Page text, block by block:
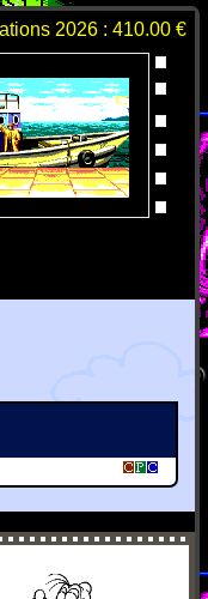
2026 : 410.00 €